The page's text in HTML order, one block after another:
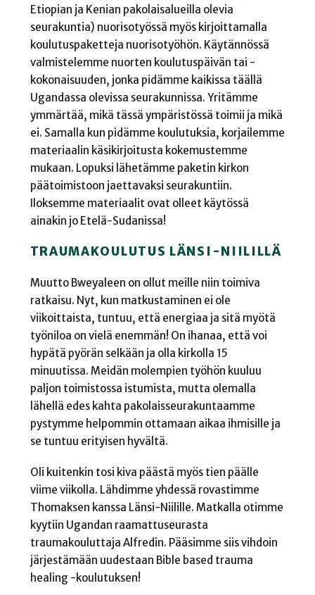
Etiopian ja Kenian pakolaisalueilla olevia
seurakuntia) nuorisotyössä myös kirjoittamalla
koulutuspaketteja nuorisotyöhön. Käytännössä
valmistelemme nuorten koulutuspäivän tai -
kokonaisuuden, jonka pidämme kaikissa täällä
Ugandassa olevissa seurakunnissa. Yritämme
ymmärtää, mikä tässä ympäristössä toimii ja mikä
ei. Samalla kun pidämme koulutuksia, korjailemme
materiaalin käsikirjoitusta kokemustemme
mukaan. Lopuksi lähetämme paketin kirkon
päätoimistoon jaettavaksi seurakuntiin.
Iloksemme materiaalit ovat olleet käytössä
ainakin jo Etelä-Sudanissa!
TRAUMAKOULUTUS LÄNSI-NIILILLÄ
Muutto Bweyaleen on ollut meille niin toimiva
ratkaisu. Nyt, kun matkustaminen ei ole
viikoittaista, tuntuu, että energiaa ja sitä myötä
työniloa on vielä enemmän! On ihanaa, että voi
hypätä pyörän selkään ja olla kirkolla 15
minuutissa. Meidän molempien työhön kuuluu
paljon toimistossa istumista, mutta olemalla
lähellä edes kahta pakolaisseurakuntaamme
pystymme helpommin ottamaan aikaa ihmisille ja
se tuntuu erityisen hyvältä.
Oli kuitenkin tosi kiva päästä myös tien päälle
viime viikolla. Lähdimme yhdessä rovastimme
Thomaksen kanssa Länsi-Niilille. Matkalla otimme
kyytiin Ugandan raamattuseurasta
traumakouluttaja Alfredin. Pääsimme siis vihdoin
järjestämään uudestaan Bible based trauma
healing -koulutuksen!